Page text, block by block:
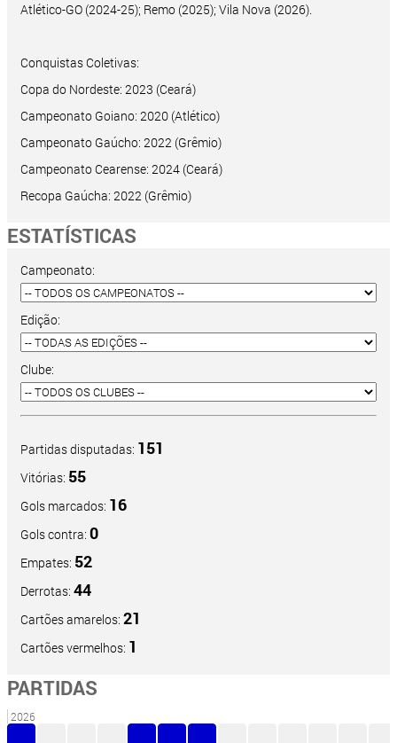
Atlético-GO (2024-25); Remo (2025); Vila Nova (2026).
Conquistas Coletivas:
Copa do Nordeste: 2023 (Ceará)
Campeonato Goiano: 2020 (Atlético)
Campeonato Gaúcho: 2022 (Grêmio)
Campeonato Cearense: 2024 (Ceará)
Recopa Gaúcha: 2022 (Grêmio)
ESTATÍSTICAS
Campeonato:
Edição:
Clube:
Partidas disputadas: 151
Vitórias: 55
Gols marcados: 16
Gols contra: 0
Empates: 52
Derrotas: 44
Cartões amarelos: 21
Cartões vermelhos: 1
PARTIDAS
2026